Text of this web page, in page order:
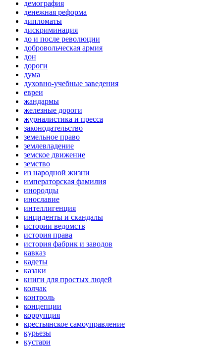
демография
денежная реформа
дипломаты
дискриминация
до и после революции
добровольческая армия
дон
дороги
дума
духовно-учебные заведения
евреи
жандармы
железные дороги
журналистика и пресса
законодательство
земельное право
землевладение
земское движение
земство
из народной жизни
императорская фамилия
инородцы
инославие
интеллигенция
инциденты и скандалы
истории ведомств
история права
история фабрик и заводов
кавказ
кадеты
казаки
книги для простых людей
колчак
контроль
концепции
коррупция
крестьянское самоуправление
курьезы
кустари